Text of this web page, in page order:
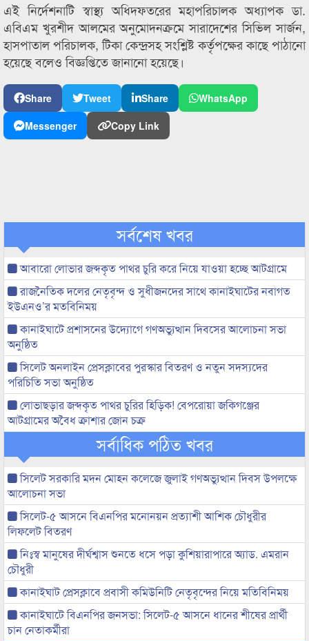
এই নির্দেশনাটি স্বাস্থ্য অধিদফতরের মহাপরিচালক অধ্যাপক ডা.
এবিএম খুরশীদ আলমের অনুমোদনক্রমে সারাদেশের সিভিল সার্জন,
হাসপাতাল পরিচালক, টিকা কেন্দ্রসহ সংশ্লিষ্ট কর্তৃপক্ষের কাছে পাঠানো
হয়েছে বলেও বিজ্ঞপ্তিতে জানানো হয়েছে।
Share Tweet Share
WhatsApp
Messenger
Copy Link
সর্বশেষ খবর
আবারো লোভার জব্দকৃত পাথর চুরি করে নিয়ে যাওয়া হচ্ছে আটগ্রামে
রাজনৈতিক দলের নেতৃবৃন্দ ও সুধীজনদের সাথে কানাইঘাটের নবাগত
ইউএনও’র মতবিনিময়
কানাইঘাটে প্রশাসনের উদ্যোগে গণঅভ্যুত্থান দিবসের আলোচনা সভা
অনুষ্ঠিত
সিলেট অনলাইন প্রেসক্লাবের পুরস্কার বিতরণ ও নতুন সদস্যদের
পরিচিতি সভা অনুষ্ঠিত
লোভাছড়ার জব্দকৃত পাথর চুরির হিড়িক! বেপরোয়া জকিগঞ্জের
আটগ্রামের অবৈধ ক্রাশার জোন চক্র
সর্বাধিক পঠিত খবর
সিলেট সরকারি মদন মোহন কলেজে জুলাই গণঅভ্যুত্থান দিবস উপলক্ষে
আলোচনা সভা
সিলেট-৫ আসনে বিএনপির মনোনয়ন প্রত্যাশী আশিক চৌধুরীর
লিফলেট বিতরণ
নিঃস্ব মানুষের দীর্ঘশ্বাস শুনতে ধসে পড়া কুশিয়ারাপারে অ্যাড. এমরান
চৌধুরী
কানাইঘাট প্রেসক্লাবে প্রবাসী কমিউনিটি নেতৃবৃন্দের নিয়ে মতিবিনিময়
কানাইঘাটে বিএনপির জনসভা: সিলেট-৫ আসনে ধানের শীষের প্রার্থী
চান নেতাকর্মীরা